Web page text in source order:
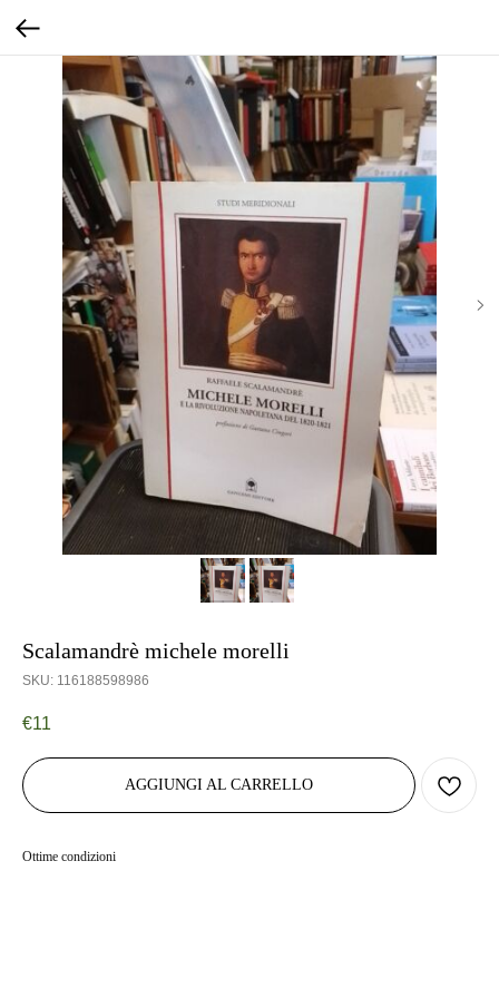
Scalamandrè michele morelli
SKU: 116188598986
€11
AGGIUNGI AL CARRELLO
Ottime condizioni